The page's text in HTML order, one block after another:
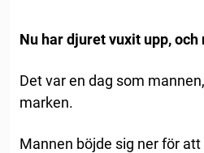
Nu har djuret vuxit upp,
Det var en dag som
marken.
Mannen böjde sig ner för